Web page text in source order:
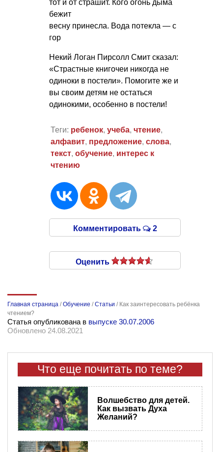
тот и от страшит. Кого огонь дыма
бежит
весну принесла. Вода потекла — с
гор
Некий Логан Пирсолл Смит сказал:
«Страстные книгочеи никогда не
одиноки в постели». Помогите же и
вы своим детям не остаться
одинокими, особенно в постели!
Теги: ребенок, учеба, чтение,
алфавит, предложение, слова,
текст, обучение, интерес к
чтению
Комментировать 2
Оценить
Главная страница /Обучение /Статьи / Как заинтересовать ребёнка
чтением?
Статья опубликована в выпуске 30.07.2006
Обновлено 24.08.2021
Что еще почитать по теме?
Волшебство для детей.
Как вызвать Духа
Желаний?